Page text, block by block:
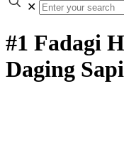
✕
#1 Fadagi
Daging Sapi